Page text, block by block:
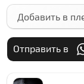
Добавить в
Отправить в